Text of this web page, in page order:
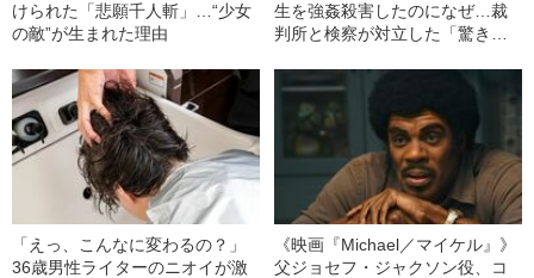
けられた「悲願千人斬」…“少女
の敵”が生まれた理由
生を強姦殺害したのになぜ…裁
判所と検察が対立した「驚きの
「えっ、こんなに変わるの？」
36歳男性ライターのニオイが激
《映画『Michael／マイケル』》
父ジョセフ・ジャクソン役、コ